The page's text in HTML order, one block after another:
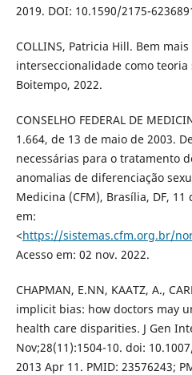
2019. DOI: 10.1590/2175-
COLLINS, Patricia Hill. Bem
interseccionalidade como teoria
Boitempo, 2022.
CONSELHO FEDERAL DE
1.664, de 13 de maio de 2003.
necessárias para o tratamento
anomalias de diferenciação
Medicina (CFM), Brasília, DF,
em:
<https://sistemas.cfm.org.br/
Acesso em: 02 nov. 2022.
CHAPMAN, E.NN, KAATZ, A.,
implicit bias: how doctors may
health care disparities. J Gen
Nov;28(11):1504-10. doi:
2013 Apr 11. PMID: 23576243;